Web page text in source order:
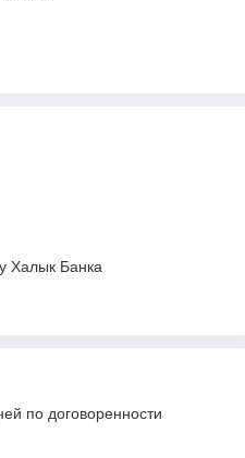
Халык Банка
по договоренности